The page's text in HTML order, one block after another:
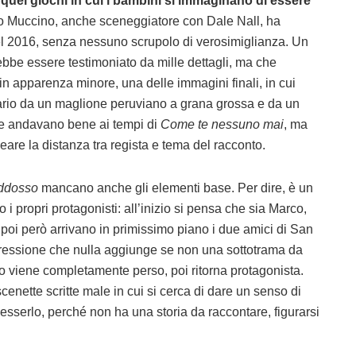
Muccino, anche sceneggiatore con Dale Nall, ha
2016, senza nessuno scrupolo di verosimiglianza. Un
essere testimoniato da mille dettagli, ma che
apparenza minore, una delle immagini finali, in cui
da un maglione peruviano a grana grossa e da un
andavano bene ai tempi di Come te nessuno mai, ma
la distanza tra regista e tema del racconto.
mancano anche gli elementi base. Per dire, è un
i propri protagonisti: all’inizio si pensa che sia Marco,
però arrivano in primissimo piano i due amici di San
che nulla aggiunge se non una sottotrama da
viene completamente perso, poi ritorna protagonista.
scritte male in cui si cerca di dare un senso di
perché non ha una storia da raccontare, figurarsi